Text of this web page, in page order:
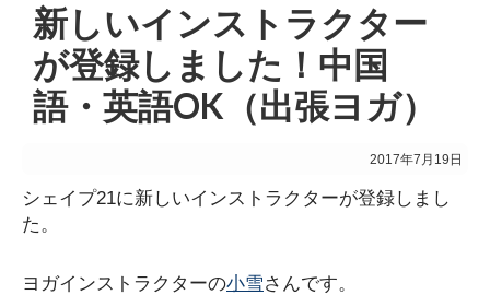
新しいインストラクター
が登録しました！中国
語・英語OK（出張ヨガ）
2017年7月19日
シェイプ21に新しいインストラクターが登録しまし
た。
ヨガインストラクターの小雪さんです。